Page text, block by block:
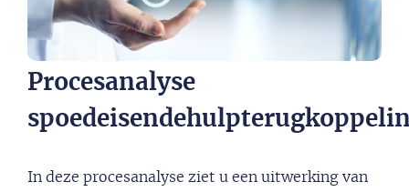
Procesanalyse
In deze procesanalyse ziet u een uitwerking van